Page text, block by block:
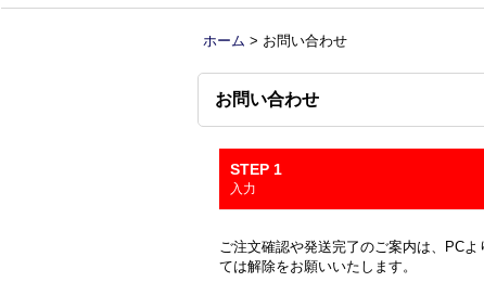
ホーム > お問い合わせ
お問い合わせ
STEP 1
入力
ご注文確認や発送完了のご案内は、PC
ては解除をお願いいたします。